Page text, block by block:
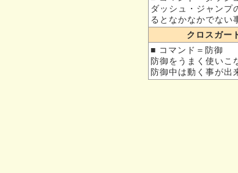
ダッシュ・ジャンプ
るとなかなかでない
クロスガー
■ コマンド＝防御
防御をうまく使いこ
防御中は動く事が出